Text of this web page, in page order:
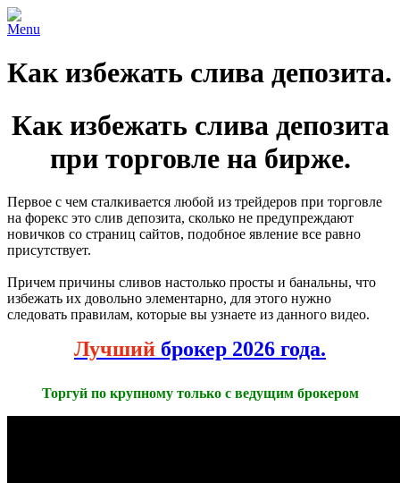
Menu
Как избежать слива депозита.
Как избежать слива депозита
при торговле на бирже.
Первое с чем сталкивается любой из трейдеров при торговле
на форекс это слив депозита, сколько не предупреждают
новичков со страниц сайтов, подобное явление все равно
присутствует.
Причем причины сливов настолько просты и банальны, что
избежать их довольно элементарно, для этого нужно
следовать правилам, которые вы узнаете из данного видео.
Лучший брокер 2026 года.
Торгуй по крупному только с ведущим брокером